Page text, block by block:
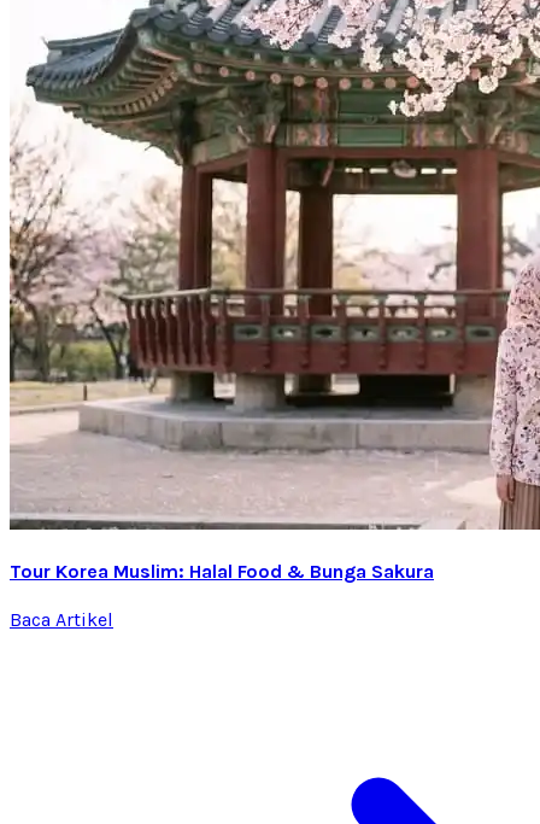
Tour Korea Muslim: Halal Food & Bunga Sakura
Baca Artikel